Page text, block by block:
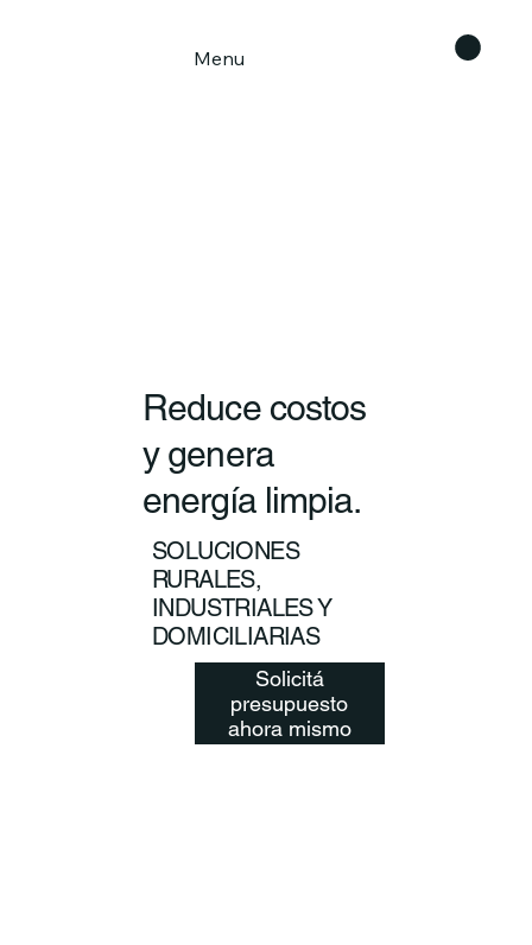
Menu
Reduce costos
y genera
energía limpia.
SOLUCIONES
RURALES,
INDUSTRIALES Y
DOMICILIARIAS
Solicitá
presupuesto
ahora mismo